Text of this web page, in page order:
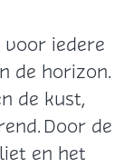
iedere
de horizon.
de kust,
Door de
en het